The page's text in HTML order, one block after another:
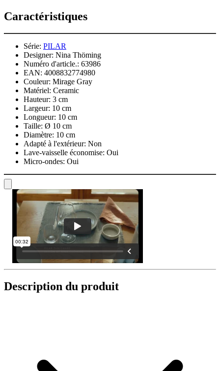
Caractéristiques
Série: PILAR
Designer: Nina Thöming
Numéro d'article.: 63986
EAN: 4008832774980
Couleur: Mirage Gray
Matériel: Ceramic
Hauteur: 3 cm
Largeur: 10 cm
Longueur: 10 cm
Taille: Ø 10 cm
Diamètre: 10 cm
Adapté à l'extérieur: Non
Lave-vaisselle économise: Oui
Micro-ondes: Oui
Description du produit